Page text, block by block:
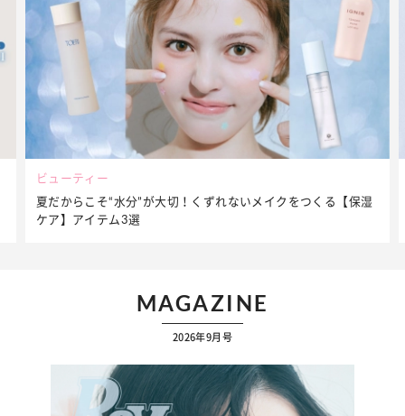
ビューティー
夏だからこそ“水分”が大切！くずれないメイクをつくる【保湿
ケア】アイテム3選
MAGAZINE
2026年9月号